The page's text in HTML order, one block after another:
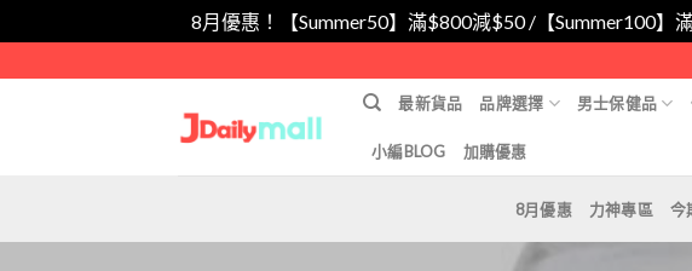
8月優惠！【Summer50】滿$800減$50 /【Summer100
to
最新貨品 品牌選擇 男士保健品
小編BLOG 加購優惠
8月優惠 力神專區 今